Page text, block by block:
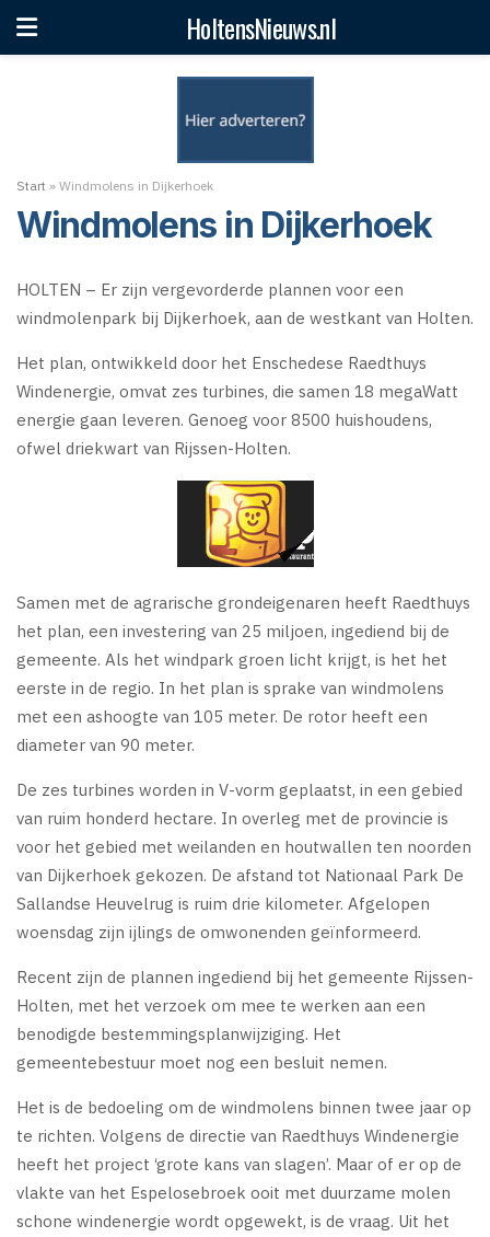
HoltensNieuws.nl
Start » Windmolens in Dijkerhoek
Windmolens in Dijkerhoek
HOLTEN – Er zijn vergevorderde plannen voor een
windmolenpark bij Dijkerhoek, aan de westkant van Holten.
Het plan, ontwikkeld door het Enschedese Raedthuys
Windenergie, omvat zes turbines, die samen 18 megaWatt
energie gaan leveren. Genoeg voor 8500 huishoudens,
ofwel driekwart van Rijssen-Holten.
Samen met de agrarische grondeigenaren heeft Raedthuys
het plan, een investering van 25 miljoen, ingediend bij de
gemeente. Als het windpark groen licht krijgt, is het het
eerste in de regio. In het plan is sprake van windmolens
met een ashoogte van 105 meter. De rotor heeft een
diameter van 90 meter.
De zes turbines worden in V-vorm geplaatst, in een gebied
van ruim honderd hectare. In overleg met de provincie is
voor het gebied met weilanden en houtwallen ten noorden
van Dijkerhoek gekozen. De afstand tot Nationaal Park De
Sallandse Heuvelrug is ruim drie kilometer. Afgelopen
woensdag zijn ijlings de omwonenden geïnformeerd.
Recent zijn de plannen ingediend bij het gemeente Rijssen-
Holten, met het verzoek om mee te werken aan een
benodigde bestemmingsplanwijziging. Het
gemeentebestuur moet nog een besluit nemen.
Het is de bedoeling om de windmolens binnen twee jaar op
te richten. Volgens de directie van Raedthuys Windenergie
heeft het project ‘grote kans van slagen’. Maar of er op de
vlakte van het Espelosebroek ooit met duurzame molen
schone windenergie wordt opgewekt, is de vraag. Uit het